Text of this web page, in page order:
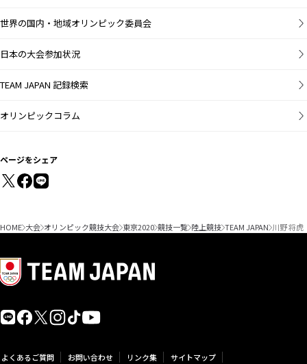
男子走幅跳
男子三段跳
3
男子ハンマー
男子やり投
男子十種競技
女子100m
世界の国内・地域オリンピック委員会
日本の大会参加状況
TEAM JAPAN 記録検索
オリンピックコラム
ページをシェア
HOME 大会 オリンピック競技大会 東京2020 競技一覧 陸上競技 TEAM JAPAN 川野 将虎
よくあるご質問 お問い合わせ リンク集 サイトマップ